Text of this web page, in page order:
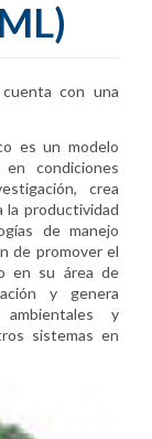
con una
es un modelo
condiciones
crea
la productividad
de manejo
de promover el
en su área de
y genera
ambientales y
sistemas en